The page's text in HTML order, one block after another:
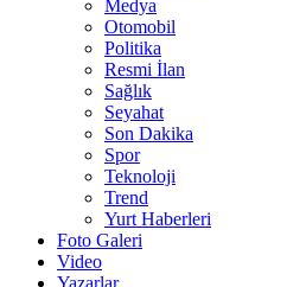
Medya
Otomobil
Politika
Resmi İlan
Sağlık
Seyahat
Son Dakika
Spor
Teknoloji
Trend
Yurt Haberleri
Foto Galeri
Video